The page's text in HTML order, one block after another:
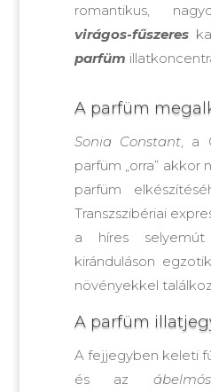
romantikus,
virágos-fűszeres
parfüm
A parfüm
Sonia Constant , a
parfüm „orra” akkor
parfüm
Transzszibériai
a híres
kiránduláson
növényekkel
A parfüm
A fejjegyben keleti
és az